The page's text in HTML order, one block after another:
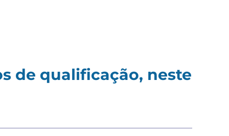
de qualificação, neste